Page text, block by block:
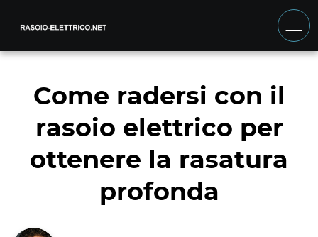
Come radersi con il
rasoio elettrico per
ottenere la rasatura
profonda